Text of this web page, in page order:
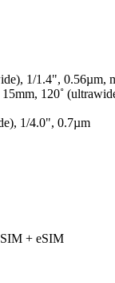
1/1.4", 0.56µm,
120˚
1/4.0", 0.7µm
+ eSIM